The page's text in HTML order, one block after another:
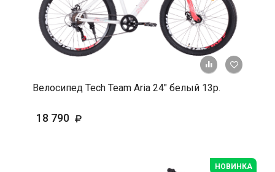
+ К
Велосипед Tech Team Aria 24" белый 13р.
18 790
НОВИНКА